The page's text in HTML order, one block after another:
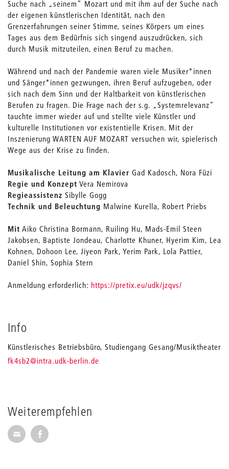
Weiterempfehlen
Seite per E-Mail weiterempfehlen
Seite auf Facebook weiterempfehlen
Suche nach „seinem“ Mozart und mit ihm auf der Suche nach
der eigenen künstlerischen Identität, nach den
Grenzerfahrungen seiner Stimme, seines Körpers um eines
Tages aus dem Bedürfnis sich singend auszudrücken, sich
durch Musik mitzuteilen, einen Beruf zu machen.
Während und nach der Pandemie waren viele Musiker*innen
und Sänger*innen gezwungen, ihren Beruf aufzugeben, oder
sich nach dem Sinn und der Haltbarkeit von künstlerischen
Berufen zu fragen. Die Frage nach der s.g. „Systemrelevanz“
tauchte immer wieder auf und stellte viele Künstler und
kulturelle Institutionen vor existentielle Krisen. Mit der
Inszenierung WARTEN AUF MOZART versuchen wir, spielerisch
Wege aus der Krise zu finden.
Musikalische Leitung am Klavier Gad Kadosch, Nora Füzi
Regie und Konzept Vera Nemirova
Regieassistenz Sibylle Gogg
Technik und Beleuchtung Malwine Kurella, Robert Priebs
Mit Aiko Christina Bormann, Ruiling Hu, Mads-Emil Steen
Jakobsen, Baptiste Jondeau, Charlotte Khuner, Hyerim Kim, Lea
Kohnen, Dohoon Lee, Jiyeon Park, Yerim Park, Lola Pattier,
Daniel Shin, Sophia Stern
Anmeldung erforderlich: https://pretix.eu/udk/jzqvs/
Info
Künstlerisches Betriebsbüro, Studiengang Gesang/Musiktheater
fk4sb2_
@intra.udk-berlin.de